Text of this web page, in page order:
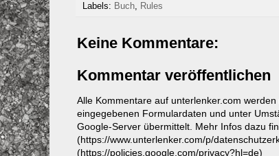
Labels: Buch, Rules
Keine Kommentare:
Kommentar veröffentlichen
Alle Kommentare auf unterlenker.com
eingegebenen Formulardaten und unter
Google-Server übermittelt. Mehr Infos dazu
(https://www.unterlenker.com/p/
(https://policies.google.com/privacy?hl=de)